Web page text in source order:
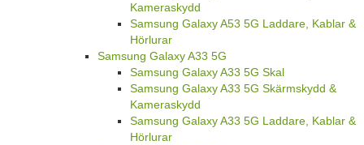
Kameraskydd
Samsung Galaxy A53 5G Laddare, Kablar &
Hörlurar
Samsung Galaxy A33 5G
Samsung Galaxy A33 5G Skal
Samsung Galaxy A33 5G Skärmskydd &
Kameraskydd
Samsung Galaxy A33 5G Laddare, Kablar &
Hörlurar